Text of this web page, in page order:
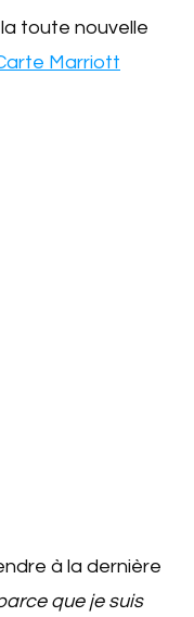
toute nouvelle
Marriott
à la dernière
que je suis